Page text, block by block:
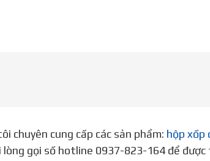
chuyên cung cấp các sản phẩm: hộp xốp
lòng gọi số hotline 0937-823-164 để được